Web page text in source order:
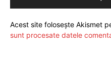
Acest site folosește Akismet
sunt procesate datele